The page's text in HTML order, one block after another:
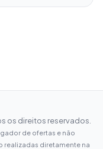
os direitos reservados.
de ofertas e não
realizadas diretamente na